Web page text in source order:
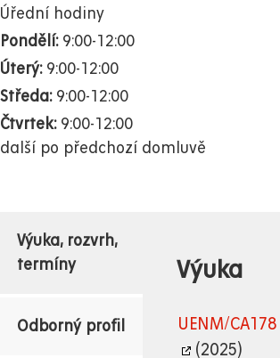
Úřední hodiny
Pondělí: 9:00-12:00
Úterý: 9:00-12:00
Středa: 9:00-12:00
Čtvrtek: 9:00-12:00
další po předchozí domluvě
Výuka, rozvrh,
termíny
Odborný profil
Výuka
UENM/CA178
(2025)